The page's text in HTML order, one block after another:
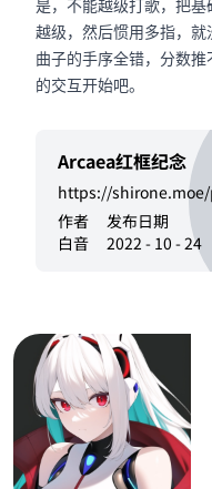
是，不能越级打歌，把
越级，然后惯用多指，
曲子的手序全错，分数
的交互开始吧。
Arcaea红框纪念
https://
作者
白音
发布日期
2022 - 10 - 24